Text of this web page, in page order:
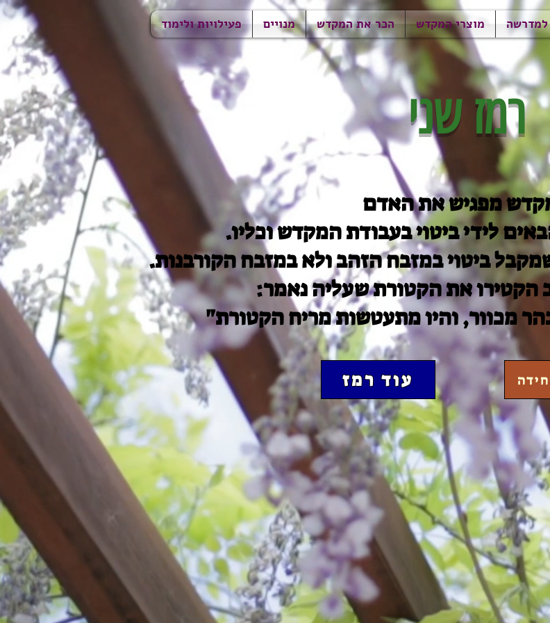
מוצרי המקדש הכר את המקדש מנויים פעילויות ולימוד
רמז שני
מפגיש את האדם
לידי ביטוי בעבודת המקדש וכליו.
ביטוי במזבח הזהב ולא במזבח הקורבנות.
הקטירו את הקטורת שעליה נאמר:
מכוור, והיו מתעטשות מריח הקטורת"
עוד רמז